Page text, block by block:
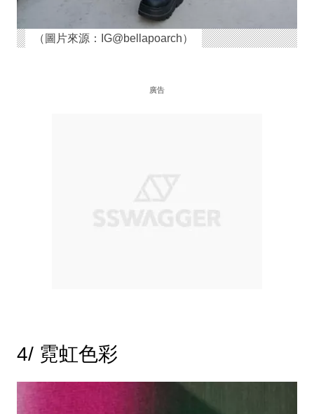
（圖片來源：IG@bellapoarch）
廣告
4/ 霓虹色彩